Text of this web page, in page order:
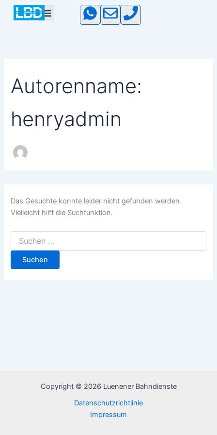
Zum
Inhalt
Menu
Autorenname:
henryadmin
Das Gesuchte konnte leider nicht gefunden werden.
Vielleicht hilft die Suchfunktion.
Suchen
nach:
Copyright © 2026 Luenener Bahndienste
Datenschutzrichtlinie
Impressum